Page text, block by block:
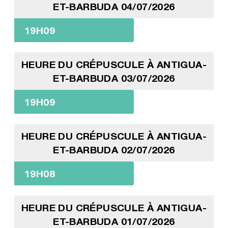
ET-BARBUDA 04/07/2026
19H09
HEURE DU CRÉPUSCULE À ANTIGUA-
ET-BARBUDA 03/07/2026
19H09
HEURE DU CRÉPUSCULE À ANTIGUA-
ET-BARBUDA 02/07/2026
19H08
HEURE DU CRÉPUSCULE À ANTIGUA-
ET-BARBUDA 01/07/2026